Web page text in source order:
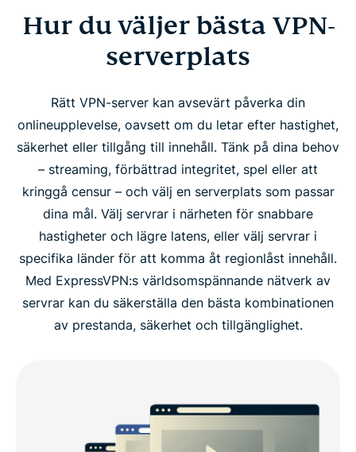
Hur du väljer bästa VPN-
serverplats
Rätt VPN-server kan avsevärt påverka din
onlineupplevelse, oavsett om du letar efter hastighet,
säkerhet eller tillgång till innehåll. Tänk på dina behov
– streaming, förbättrad integritet, spel eller att
kringgå censur – och välj en serverplats som passar
dina mål. Välj servrar i närheten för snabbare
hastigheter och lägre latens, eller välj servrar i
specifika länder för att komma åt regionlåst innehåll.
Med ExpressVPN:s världsomspännande nätverk av
servrar kan du säkerställa den bästa kombinationen
av prestanda, säkerhet och tillgänglighet.